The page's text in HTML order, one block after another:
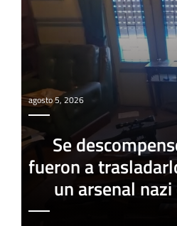
agosto 5, 2026
Se
fueron a
un arsenal